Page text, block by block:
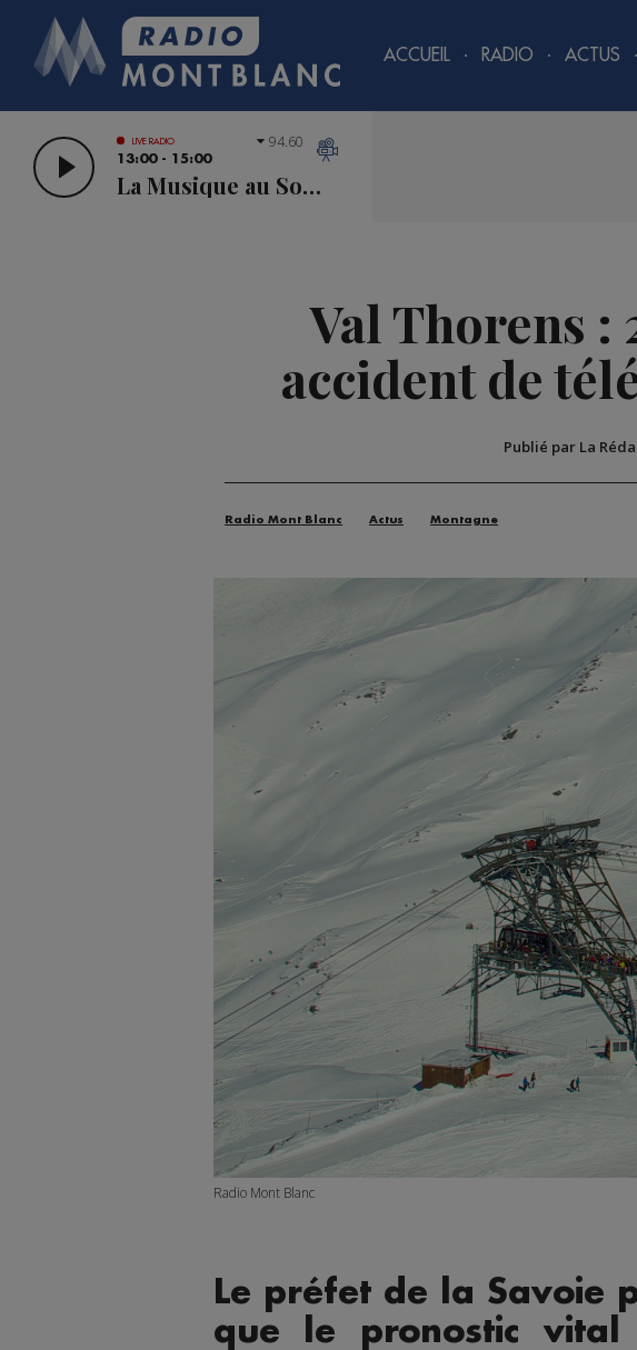
ACCUEIL RADIO ACTUS
LIVE RADIO
13:00 - 15:00
La Musique au Sommet
94.60
Val Thorens :
accident de
Publié par La
Radio Mont Blanc Actus Montagne
Radio Mont Blanc
Le préfet de la Savoie
que le pronostic vital